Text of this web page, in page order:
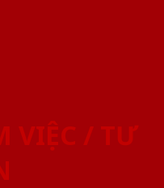
VIỆC / TƯ